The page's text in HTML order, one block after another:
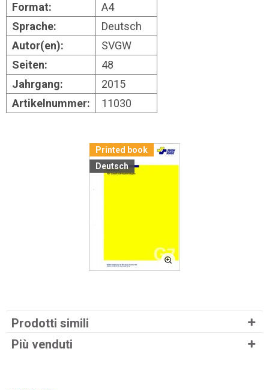
Format:
A4
Sprache:
Deutsch
Autor(en):
SVGW
Seiten:
48
Jahrgang:
2015
Artikelnummer:
11030
Printed book
Deutsch
Prodotti simili
Più venduti